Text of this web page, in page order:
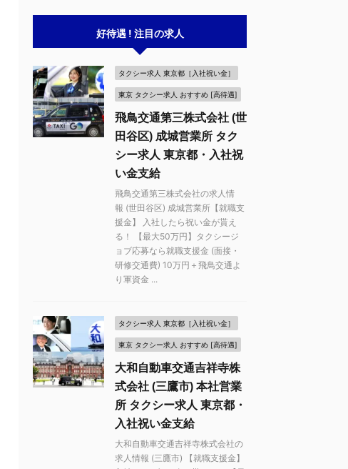
好待遇 ! 注目の求人
タクシー求人 東京都［入社祝い金］
東京 タクシー求人 おすすめ [高待遇]
飛鳥交通第三株式会社 (世
田谷区) 成城営業所 タク
シー求人 東京都・入社祝
い金支給
飛鳥交通第三株式会社の求人情
報 (世田谷区) 成城営業所【就職支
援金】 入社したら祝い金が貰え
る！ 【最大50万円】タクシージ
ョブ応募なら就職支援金 (面接・
研修交通費) 10万円＋飛鳥交通よ
り軍資金 ...
タクシー求人 東京都［入社祝い金］
東京 タクシー求人 おすすめ [高待遇]
大和自動車交通吉祥寺株
式会社 (三鷹市) 本社営業
所 タクシー求人 東京都・
入社祝い金支給
大和自動車交通吉祥寺株式会社の
求人情報 (三鷹市) 【就職支援金】